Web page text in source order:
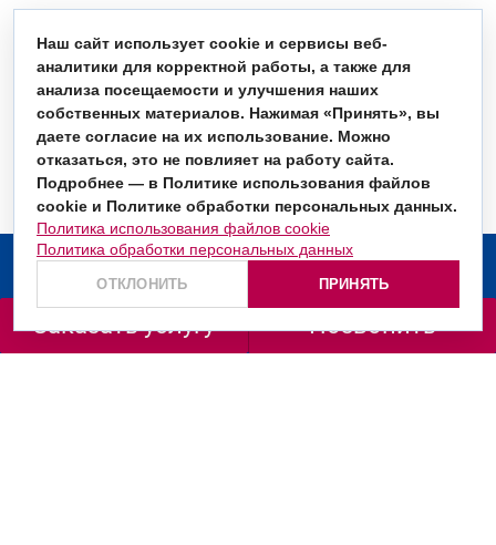
Заказать услугу Позвонить
О компании
Наш сайт использует cookie и сервисы веб-
аналитики для корректной работы, а также для
анализа посещаемости и улучшения наших
собственных материалов. Нажимая «Принять», вы
даете согласие на их использование. Можно
отказаться, это не повлияет на работу сайта.
Подробнее — в Политике использования файлов
cookie и Политике обработки персональных данных.
Политика использования файлов cookie
Политика обработки персональных данных
ОТКЛОНИТЬ ПРИНЯТЬ